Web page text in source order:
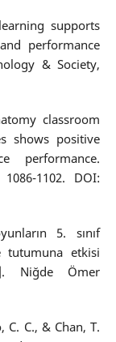
supports
performance
& Society,
classroom
shows positive
performance.
1102. DOI:
5. sınıf
tutumuna etkisi
Niğde Ömer
C. C., & Chan, T.